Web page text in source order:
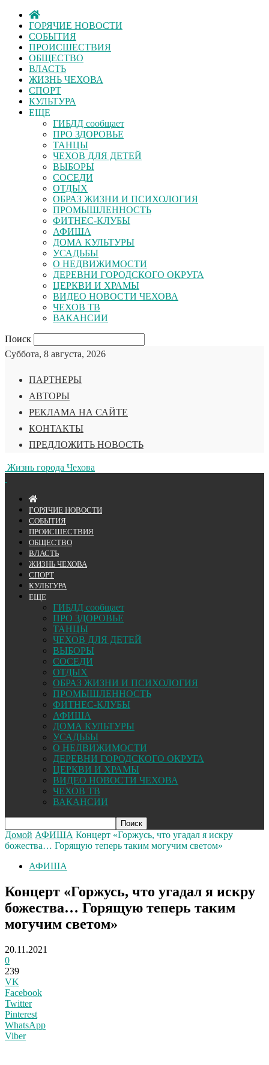
ГОРЯЧИЕ НОВОСТИ
СОБЫТИЯ
ПРОИСШЕСТВИЯ
ОБЩЕСТВО
ВЛАСТЬ
ЖИЗНЬ ЧЕХОВА
СПОРТ
КУЛЬТУРА
ЕЩЕ
ГИБДД сообщает
ПРО ЗДОРОВЬЕ
ТАНЦЫ
ЧЕХОВ ДЛЯ ДЕТЕЙ
ВЫБОРЫ
СОСЕДИ
ОТДЫХ
ОБРАЗ ЖИЗНИ И ПСИХОЛОГИЯ
ПРОМЫШЛЕННОСТЬ
ФИТНЕС-КЛУБЫ
АФИША
ДОМА КУЛЬТУРЫ
УСАДЬБЫ
О НЕДВИЖИМОСТИ
ДЕРЕВНИ ГОРОДСКОГО ОКРУГА
ЦЕРКВИ И ХРАМЫ
ВИДЕО НОВОСТИ ЧЕХОВА
ЧЕХОВ ТВ
ВАКАНСИИ
Поиск
Суббота, 8 августа, 2026
ПАРТНЕРЫ
АВТОРЫ
РЕКЛАМА НА САЙТЕ
КОНТАКТЫ
ПРЕДЛОЖИТЬ НОВОСТЬ
Жизнь города Чехова
ГОРЯЧИЕ НОВОСТИ
СОБЫТИЯ
ПРОИСШЕСТВИЯ
ОБЩЕСТВО
ВЛАСТЬ
ЖИЗНЬ ЧЕХОВА
СПОРТ
КУЛЬТУРА
ЕЩЕ
ГИБДД сообщает
ПРО ЗДОРОВЬЕ
ТАНЦЫ
ЧЕХОВ ДЛЯ ДЕТЕЙ
ВЫБОРЫ
СОСЕДИ
ОТДЫХ
ОБРАЗ ЖИЗНИ И ПСИХОЛОГИЯ
ПРОМЫШЛЕННОСТЬ
ФИТНЕС-КЛУБЫ
АФИША
ДОМА КУЛЬТУРЫ
УСАДЬБЫ
О НЕДВИЖИМОСТИ
ДЕРЕВНИ ГОРОДСКОГО ОКРУГА
ЦЕРКВИ И ХРАМЫ
ВИДЕО НОВОСТИ ЧЕХОВА
ЧЕХОВ ТВ
ВАКАНСИИ
Домой АФИША Концерт «Горжусь, что угадал я искру
божества… Горящую теперь таким могучим светом»
АФИША
Концерт «Горжусь, что угадал я искру
божества… Горящую теперь таким
могучим светом»
20.11.2021
0
239
VK
Facebook
Twitter
Pinterest
WhatsApp
Viber